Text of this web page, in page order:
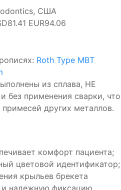
США
EUR94.06
Roth Type MBT
из сплава, НЕ
применения сварки, что
примесей других металлов.
комфорт пациента;
цветовой идентификатор;
крыльев брекета
и надежную фиксацию